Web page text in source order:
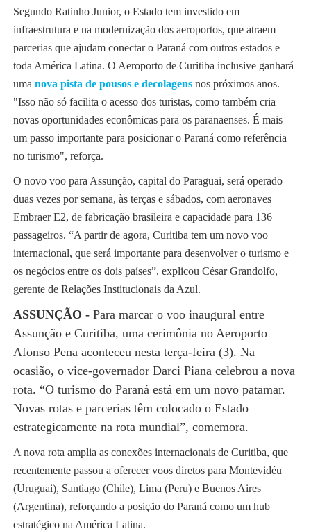
Segundo Ratinho Junior, o Estado tem investido em
infraestrutura e na modernização dos aeroportos, que atraem
parcerias que ajudam conectar o Paraná com outros estados e
toda América Latina. O Aeroporto de Curitiba inclusive ganhará
uma nova pista de pousos e decolagens nos próximos anos.
"Isso não só facilita o acesso dos turistas, como também cria
novas oportunidades econômicas para os paranaenses. É mais
um passo importante para posicionar o Paraná como referência
no turismo", reforça.
O novo voo para Assunção, capital do Paraguai, será operado
duas vezes por semana, às terças e sábados, com aeronaves
Embraer E2, de fabricação brasileira e capacidade para 136
passageiros. “A partir de agora, Curitiba tem um novo voo
internacional, que será importante para desenvolver o turismo e
os negócios entre os dois países”, explicou César Grandolfo,
gerente de Relações Institucionais da Azul.
ASSUNÇÃO - Para marcar o voo inaugural entre
Assunção e Curitiba, uma cerimônia no Aeroporto
Afonso Pena aconteceu nesta terça-feira (3). Na
ocasião, o vice-governador Darci Piana celebrou a nova
rota. “O turismo do Paraná está em um novo patamar.
Novas rotas e parcerias têm colocado o Estado
estrategicamente na rota mundial”, comemora.
A nova rota amplia as conexões internacionais de Curitiba, que
recentemente passou a oferecer voos diretos para Montevidéu
(Uruguai), Santiago (Chile), Lima (Peru) e Buenos Aires
(Argentina), reforçando a posição do Paraná como um hub
estratégico na América Latina.